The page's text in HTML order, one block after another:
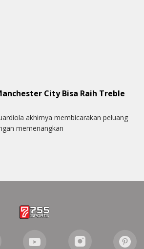
City Bisa Raih Treble
akhirnya membicarakan peluang
memenangkan